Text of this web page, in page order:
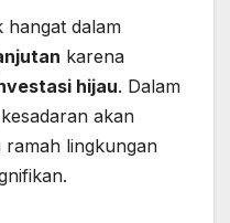
hangat dalam
karena
hijau. Dalam
akan
ramah lingkungan